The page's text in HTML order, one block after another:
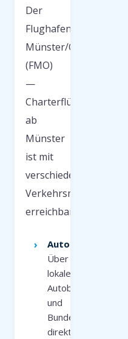
Der
Flughafen
Münster/Osnabrück
(FMO)
—
Charterflüge
ab
Münster
ist mit
verschiedenen
Verkehrsmitteln
erreichbar.
Auto:
Über
lokale
Autobahnen
und
Bundesstraßen
direkt